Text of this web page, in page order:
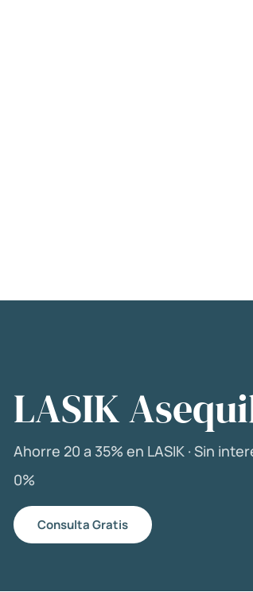
LASIK
Ahorre 20 a 35% en LASIK · Sin
0%
Consulta Gratis